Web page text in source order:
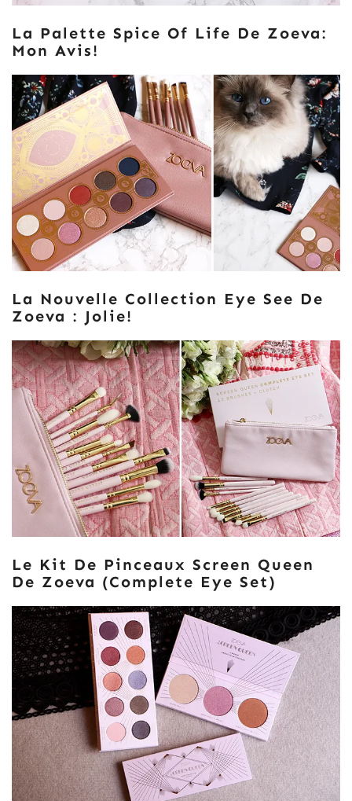
La Palette Spice Of Life De Zoeva:
Mon Avis!
La Nouvelle Collection Eye See De
Zoeva : Jolie!
Le Kit De Pinceaux Screen Queen
De Zoeva (Complete Eye Set)